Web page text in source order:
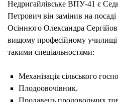
Недригайлівське ВПУ-41 є
Петрович він замінив на
Осіннюго Олександра
вищому професійному училищі
такими спеціальностями:
Механізація сільського
Плодоовочівник.